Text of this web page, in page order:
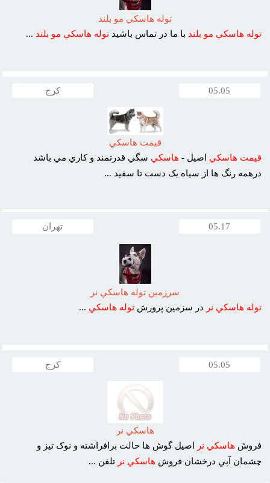
توله هاسکي مو بلند
توله هاسکي مو بلند با ما در تماس باشيدتوله هاسکي مو بلند ...
05.05 کرج
قيمت هاسکي
قيمت هاسکي اصيل - هاسکي سگي قدرتمند و کاري مي باشد
درهمه رنگ ها از سياه يک دست تا سفيد ...
05.17 تهران
سرزمين توله هاسکي نر
توله هاسکي نر در سزمين پرورشتوله هاسکي ...
05.05 کرج
هاسکي نر
فروش هاسکي نر اصيل گوش ها حالت برافراشته و نوک تيز و
چشمان آبي درخشان فروش هاسکي نر تلفن ...